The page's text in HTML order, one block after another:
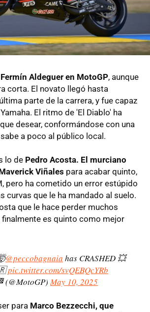
Aldeguer en MotoGP, aunque
corta. El novato llegó hasta
parte de la carrera, y fue capaz
El ritmo de 'El Diablo' ha
desear, conformándose con una
a poco al público local.
lo de Pedro Acosta. El murciano
Viñales para acabar quinto,
pero ha cometido un error estúpido
curvas que le ha mandado al suelo.
que le hace perder muchos
finalmente es quinto como mejor
@peccobagnaia has CRASHED 💥
pic.twitter.com/svQEBQcYRb
(@MotoGP)May 10, 2025
para Marco Bezzecchi, que